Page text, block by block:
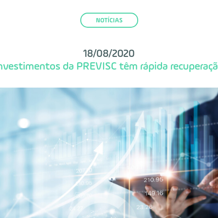
NOTÍCIAS
18/08/2020
da PREVISC têm rápida